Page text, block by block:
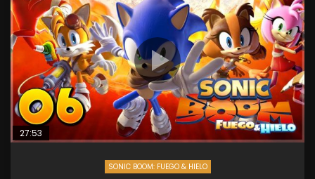
27:53
SONIC BOOM: FUEGO & HIELO